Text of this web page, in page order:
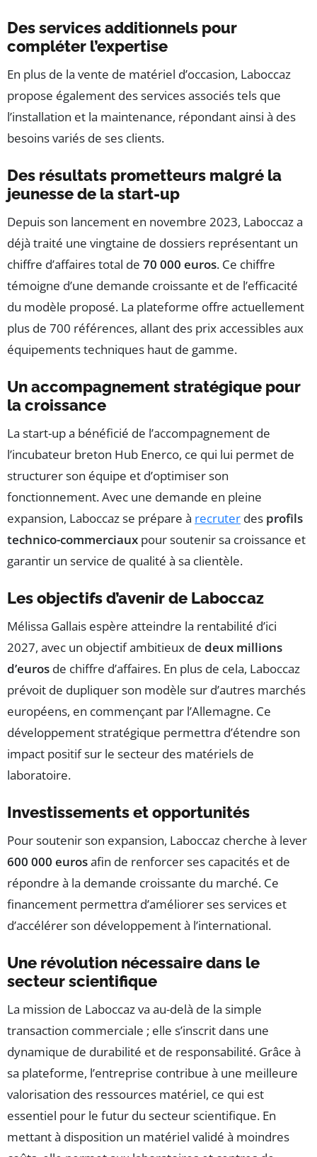
Des services additionnels pour
compléter l’expertise
En plus de la vente de matériel d’occasion, Laboccaz
propose également des services associés tels que
l’installation et la maintenance, répondant ainsi à des
besoins variés de ses clients.
Des résultats prometteurs malgré la
jeunesse de la start-up
Depuis son lancement en novembre 2023, Laboccaz a
déjà traité une vingtaine de dossiers représentant un
chiffre d’affaires total de 70 000 euros. Ce chiffre
témoigne d’une demande croissante et de l’efficacité
du modèle proposé. La plateforme offre actuellement
plus de 700 références, allant des prix accessibles aux
équipements techniques haut de gamme.
Un accompagnement stratégique pour
la croissance
La start-up a bénéficié de l’accompagnement de
l’incubateur breton Hub Enerco, ce qui lui permet de
structurer son équipe et d’optimiser son
fonctionnement. Avec une demande en pleine
expansion, Laboccaz se prépare à recruter des profils
technico-commerciaux pour soutenir sa croissance et
garantir un service de qualité à sa clientèle.
Les objectifs d’avenir de Laboccaz
Mélissa Gallais espère atteindre la rentabilité d’ici
2027, avec un objectif ambitieux de deux millions
d’euros de chiffre d’affaires. En plus de cela, Laboccaz
prévoit de dupliquer son modèle sur d’autres marchés
européens, en commençant par l’Allemagne. Ce
développement stratégique permettra d’étendre son
impact positif sur le secteur des matériels de
laboratoire.
Investissements et opportunités
Pour soutenir son expansion, Laboccaz cherche à lever
600 000 eurosafin de renforcer ses capacités et de
répondre à la demande croissante du marché. Ce
financement permettra d’améliorer ses services et
d’accélérer son développement à l’international.
Une révolution nécessaire dans le
secteur scientifique
La mission de Laboccaz va au-delà de la simple
transaction commerciale ; elle s’inscrit dans une
dynamique de durabilité et de responsabilité. Grâce à
sa plateforme, l’entreprise contribue à une meilleure
valorisation des ressources matériel, ce qui est
essentiel pour le futur du secteur scientifique. En
mettant à disposition un matériel validé à moindres